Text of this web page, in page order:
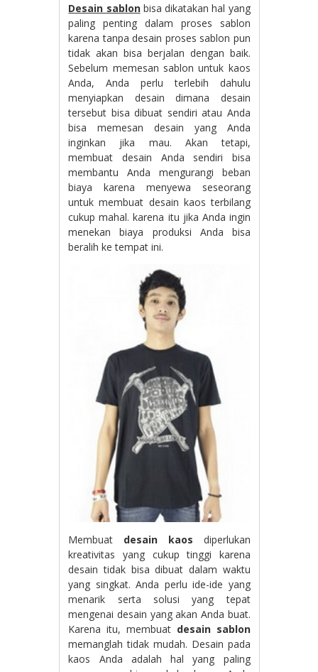
Desain sablonbisa dikatakan hal yang
paling penting dalam proses sablon
karena tanpa desain proses sablon pun
tidak akan bisa berjalan dengan baik.
Sebelum memesan sablon untuk kaos
Anda, Anda perlu terlebih dahulu
menyiapkan desain dimana desain
tersebut bisa dibuat sendiri atau Anda
bisa memesan desain yang Anda
inginkan jika mau. Akan tetapi,
membuat desain Anda sendiri bisa
membantu Anda mengurangi beban
biaya karena menyewa seseorang
untuk membuat desain kaos terbilang
cukup mahal. karena itu jika Anda ingin
menekan biaya produksi Anda bisa
beralih ke tempat ini.
Membuat desain kaos diperlukan
kreativitas yang cukup tinggi karena
desain tidak bisa dibuat dalam waktu
yang singkat. Anda perlu ide-ide yang
menarik serta solusi yang tepat
mengenai desain yang akan Anda buat.
Karena itu, membuat desain sablon
memanglah tidak mudah. Desain pada
kaos Anda adalah hal yang paling